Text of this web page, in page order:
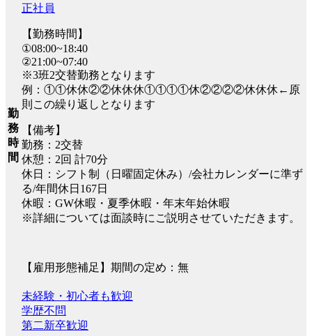
勤
務
時
間
正社員
【勤務時間】
①08:00~18:40
②21:00~07:40
※3班2交替勤務となります
例：①①休休②②休休休①①①①休②②②②休休休←原
則この繰り返しとなります
【備考】
勤務：2交替
休憩：2回 計70分
休日：シフト制（日曜固定休み）/会社カレンダーに準ず
る/年間休日167日
休暇：GW休暇・夏季休暇・年末年始休暇
※詳細については面談時にご説明させていただきます。
【雇用形態補足】期間の定め：無
未経験・初心者も歓迎
学歴不問
第二新卒歓迎